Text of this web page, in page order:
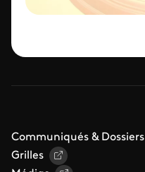
Communiqués & Dossiers
Grilles